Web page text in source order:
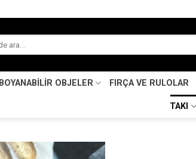
BOYANABİLİR OBJELER FIRÇA VE RULOLAR
TAKI